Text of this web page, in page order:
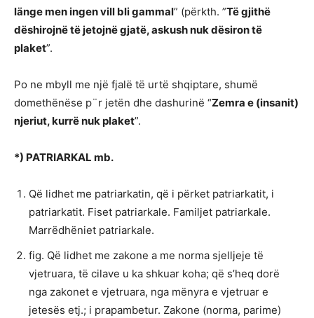
länge men ingen vill bli gammal” (përkth. ”Të gjithë
dëshirojnë të jetojnë gjatë, askush nuk dësiron të
plaket”.
Po ne mbyll me një fjalë të urtë shqiptare, shumë
domethënëse p¨r jetën dhe dashurinë “Zemra e (insanit)
njeriut, kurrë nuk plaket”.
*) PATRIARKAL mb.
Që lidhet me patriarkatin, që i përket patriarkatit, i
patriarkatit. Fiset patriarkale. Familjet patriarkale.
Marrëdhëniet patriarkale.
fig. Që lidhet me zakone a me norma sjelljeje të
vjetruara, të cilave u ka shkuar koha; që s’heq dorë
nga zakonet e vjetruara, nga mënyra e vjetruar e
jetesës etj.; i prapambetur. Zakone (norma, parime)